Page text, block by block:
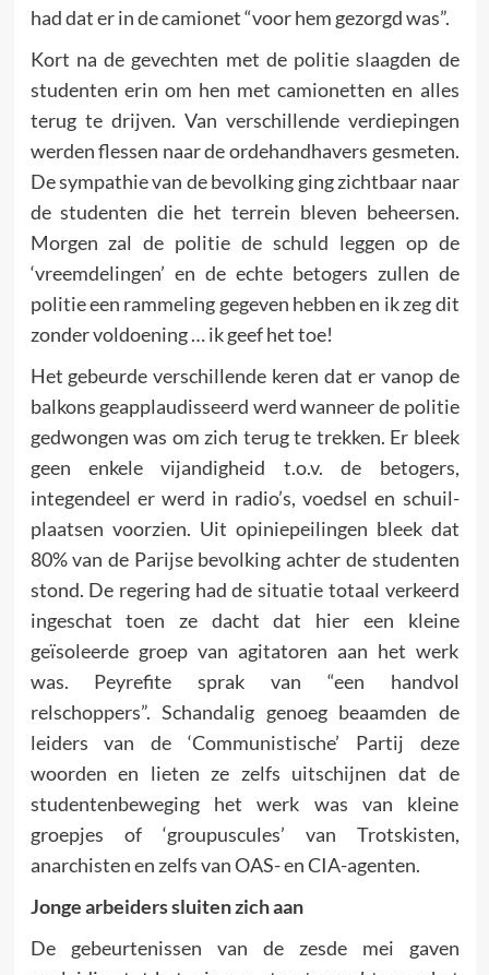
had dat er in de camionet “voor hem gezorgd was”.
Kort na de gevechten met de politie slaagden de
studenten erin om hen met camionetten en alles
terug te drijven. Van ver­schillende verdiepingen
werden flessen naar de ordehandhavers gesmeten.
De sympathie van de bevolking ging zichtbaar naar
de studenten die het terrein bleven beheersen.
Morgen zal de politie de schuld leggen op de
‘vreemdelingen’ en de echte betogers zullen de
politie een rammeling gegeven hebben en ik zeg dit
zonder voldoening … ik geef het toe!
Het gebeurde verschillende keren dat er vanop de
balkons geapplaudisseerd werd wanneer de politie
gedwongen was om zich terug te trekken. Er bleek
geen enkele vijandigheid t.o.v. de betogers,
integendeel er werd in radio’s, voedsel en schuil­
plaatsen voorzien. Uit opiniepeilingen bleek dat
80% van de Parijse bevolking achter de studenten
stond. De regering had de situatie totaal verkeerd
ingeschat toen ze dacht dat hier een kleine
geïsoleerde groep van agitatoren aan het werk
was. Peyrefite sprak van “een handvol
relschoppers”. Schandalig genoeg beaamden de
leiders van de ‘Communistische’ Partij deze
woorden en lieten ze zelfs uitschijnen dat de
studenten­bewe­ging het werk was van kleine
groepjes of ‘groupuscules’ van Trotskisten,
anarchisten en zelfs van OAS- en CIA-agenten.
Jonge arbeiders sluiten zich aan
De gebeurtenissen van de zesde mei gaven